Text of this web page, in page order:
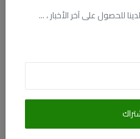
للحصول على آخر الأخبار ، ...